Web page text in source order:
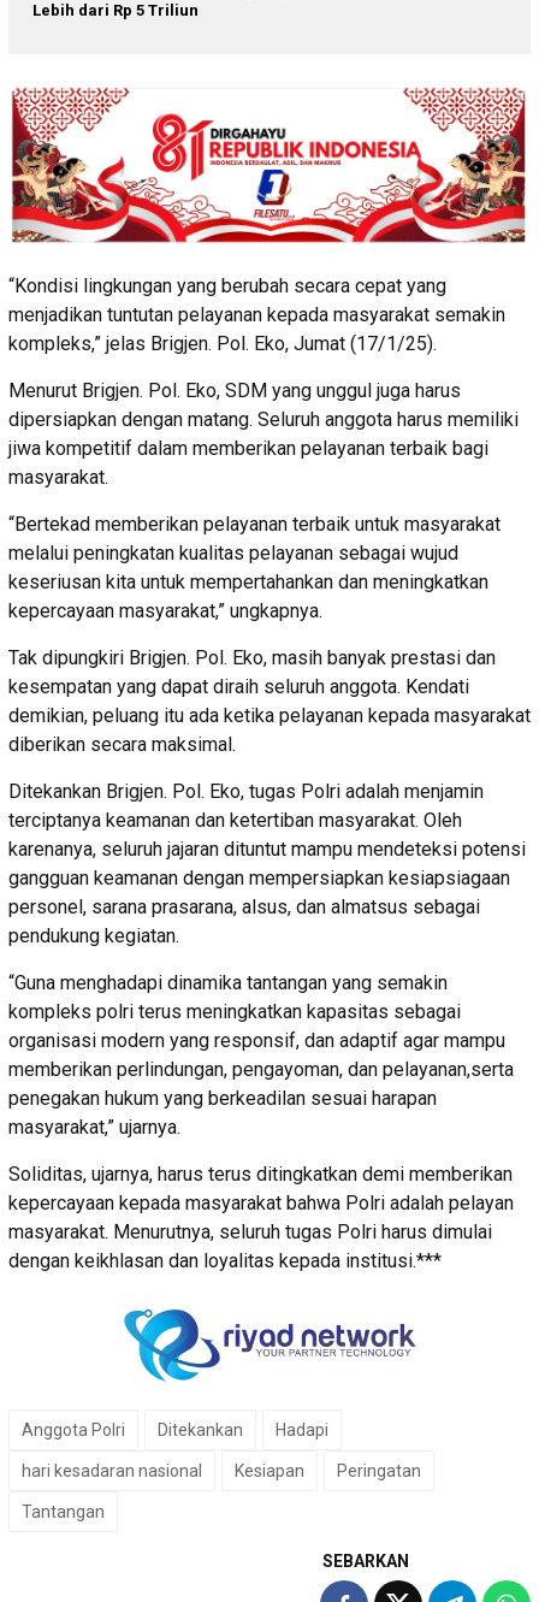
Lebih dari Rp 5 Triliun
“Kondisi lingkungan yang berubah secara cepat yang
menjadikan tuntutan pelayanan kepada masyarakat semakin
kompleks,” jelas Brigjen. Pol. Eko, Jumat (17/1/25).
Menurut Brigjen. Pol. Eko, SDM yang unggul juga harus
dipersiapkan dengan matang. Seluruh anggota harus memiliki
jiwa kompetitif dalam memberikan pelayanan terbaik bagi
masyarakat.
“Bertekad memberikan pelayanan terbaik untuk masyarakat
melalui peningkatan kualitas pelayanan sebagai wujud
keseriusan kita untuk mempertahankan dan meningkatkan
kepercayaan masyarakat,” ungkapnya.
Tak dipungkiri Brigjen. Pol. Eko, masih banyak prestasi dan
kesempatan yang dapat diraih seluruh anggota. Kendati
demikian, peluang itu ada ketika pelayanan kepada masyarakat
diberikan secara maksimal.
Ditekankan Brigjen. Pol. Eko, tugas Polri adalah menjamin
terciptanya keamanan dan ketertiban masyarakat. Oleh
karenanya, seluruh jajaran dituntut mampu mendeteksi potensi
gangguan keamanan dengan mempersiapkan kesiapsiagaan
personel, sarana prasarana, alsus, dan almatsus sebagai
pendukung kegiatan.
“Guna menghadapi dinamika tantangan yang semakin
kompleks polri terus meningkatkan kapasitas sebagai
organisasi modern yang responsif, dan adaptif agar mampu
memberikan perlindungan, pengayoman, dan pelayanan,serta
penegakan hukum yang berkeadilan sesuai harapan
masyarakat,” ujarnya.
Soliditas, ujarnya, harus terus ditingkatkan demi memberikan
kepercayaan kepada masyarakat bahwa Polri adalah pelayan
masyarakat. Menurutnya, seluruh tugas Polri harus dimulai
dengan keikhlasan dan loyalitas kepada institusi.***
Anggota Polri Ditekankan Hadapi
hari kesadaran nasional Kesiapan Peringatan
Tantangan
SEBARKAN